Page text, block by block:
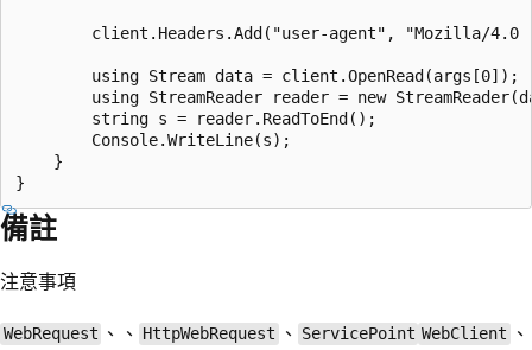
client.Headers.Add("user-agent", "Mozilla/
        using Stream data = client.OpenRead(args[0]);
using StreamReader reader = new
        string s = reader.ReadToEnd();
        Console.WriteLine(s);
    }
備註
注意事項
WebRequest 、、 HttpWebRequest 、 ServicePoint WebClient
、